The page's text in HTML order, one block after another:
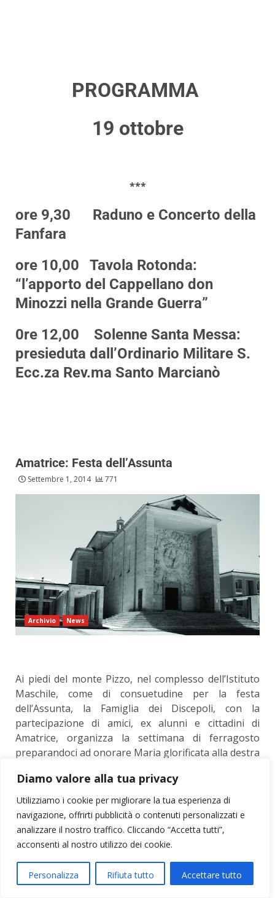
Diamo valore alla tua privacy
Utilizziamo i cookie per migliorare la tua esperienza di
navigazione, offrirti pubblicità o contenuti personalizzati e
analizzare il nostro traffico. Cliccando “Accetta tutti”,
acconsenti al nostro utilizzo dei cookie.
Personalizza Rifiuta tutto Accettare tutto
PROGRAMMA
19 ottobre
***
ore 9,30 Raduno e Concerto della
Fanfara
ore 10,00
Tavola Rotonda:
“l’apporto del Cappellano don
Minozzi nella Grande Guerra”
0re 12,00 Solenne Santa Messa:
presieduta dall’Ordinario Militare S.
Ecc.za Rev.ma Santo Marcianò
Amatrice: Festa dell’Assunta
Settembre 1, 2014 771
Archivio News
Ai piedi del monte Pizzo, nel complesso dell’Istituto
Maschile, come di consuetudine per la festa
dell’Assunta, la Famiglia dei Discepoli, con la
partecipazione di amici, ex alunni e cittadini di
Amatrice, organizza la settimana di ferragosto
preparandoci ad onorare Maria glorificata alla destra
momenti di profonda spiritualità a quelli di cordialità
e amicizia, senza dimenticare quelli di carattere
culturale.
Vogliamo qui evidenziare alcuni punti che poi
troverete approfonditi in Evangelizare: per chi
ancora non lo conoscesse o per coloro che ne